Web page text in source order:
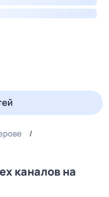
каналов на